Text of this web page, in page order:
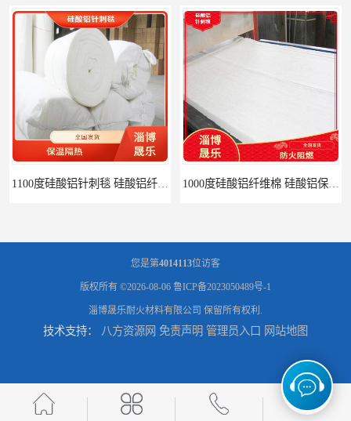
硅酸铝针刺毯 陶瓷纤维毯 陶瓷纤维毯 硅酸铝纤维毯
您是第4014113位访客
版权所有 ©2026-08-06 鲁ICP备2023050489号-1
淄博晟乐耐火材料有限公司 保留所有权利.
技术支持： 八方资源网 免责声明 管理员入口 网站地图